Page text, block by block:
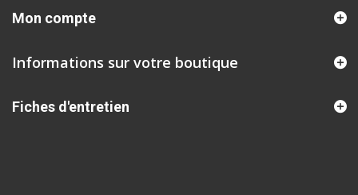
Mon compte
Informations sur votre boutique
Fiches d'entretien